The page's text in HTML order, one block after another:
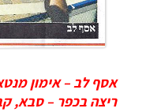
אסף לב – אימון
ריצה בכפר – סבא,